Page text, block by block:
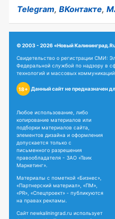
Telegram, ВКонтакте,
© 2003 - 2026 «Новый
Свидетельство о регистрации СМИ:
Федеральной службой по надзору в
технологий и массовых
18+ Данный сайт не предназначен
Любое использование, либо
копирование материалов или
подборки материалов сайта,
элементов дизайна и оформления
допускается только с
письменного разрешения
правообладателя - ЗАО «Твик
Маркетинг».
Материалы с пометкой «Бизнес»,
«Партнерский материал», «ПМ»,
«PR», «Спецпроект» - публикуются
на правах рекламы.
Сайт newkaliningrad.ru использует